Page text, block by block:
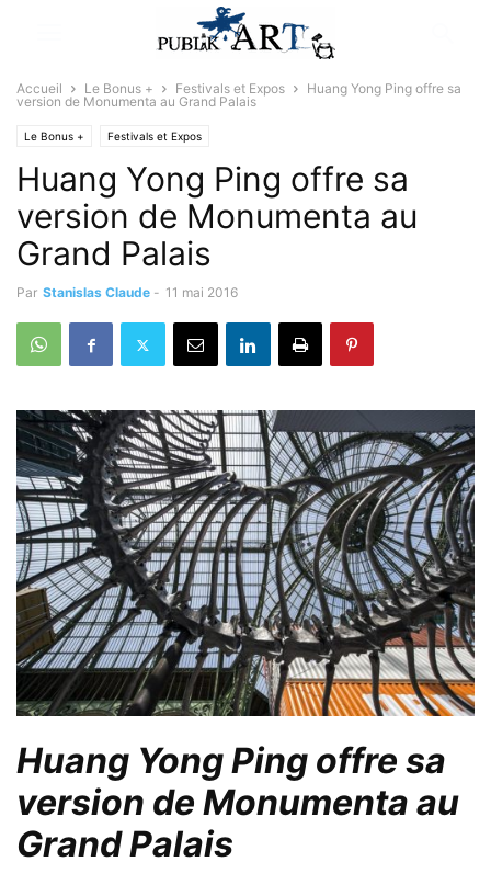
Accueil Le Bonus + Festivals et Expos
Huang Yong Ping offre sa
version de Monumenta au Grand Palais
Le Bonus + Festivals et Expos
Huang Yong Ping offre sa
version de Monumenta au
Grand Palais
Par Stanislas Claude - 11 mai 2016
Huang Yong Ping offre sa
version de Monumenta au
Grand Palais